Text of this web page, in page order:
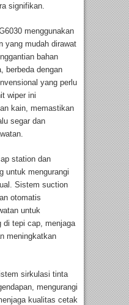
signifikan.
menggunakan
yang mudah dirawat
bahan
berbeda dengan
yang perlu
wiper ini
kain, memastikan
segar dan
station dan
untuk mengurangi
Sistem suction
otomatis
untuk
di tepi cap, menjaga
meningkatkan
sirkulasi tinta
mengurangi
kualitas cetak